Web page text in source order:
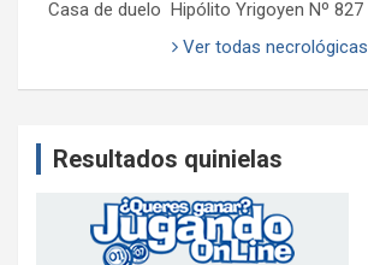
Casa de duelo Hipólito Yrigoyen Nº 827
Ver todas necrológicas
Resultados quinielas